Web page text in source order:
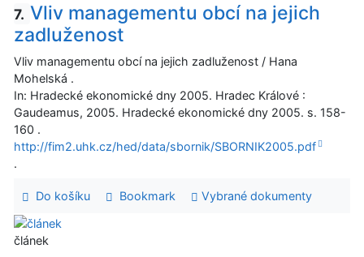
7. Vliv managementu obcí na jejich
zadluženost
Vliv managementu obcí na jejich zadluženost / Hana
Mohelská .
In: Hradecké ekonomické dny 2005. Hradec Králové :
Gaudeamus, 2005. Hradecké ekonomické dny 2005. s. 158-
160 .
http://fim2.uhk.cz/hed/data/sbornik/SBORNIK2005.pdf
.
Do košíku Bookmark Vybrané dokumenty
článek